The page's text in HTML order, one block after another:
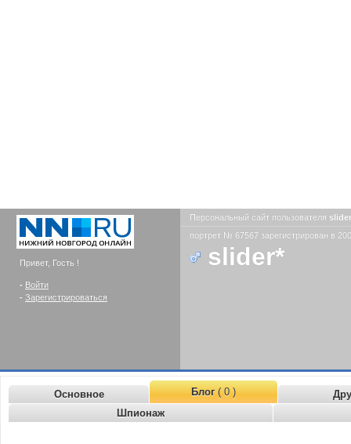
Привет, Гость !
- Войти
- Зарегистрироваться
Персональный сайт пользователя
портрет № 67567 зарегистрирован в
slider*
Основное Блог( 0 )
Шпионаж